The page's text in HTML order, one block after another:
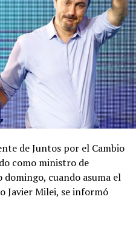
de Juntos por el Cambio
como ministro de
cuando asuma el
Javier Milei, se informó